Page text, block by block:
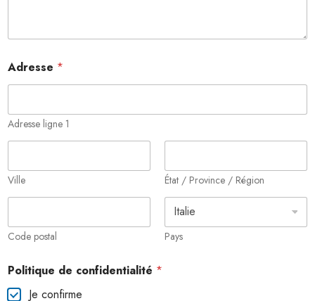
e
Adresse *
Adresse ligne 1
Ville État / Province / Région
Code postal Pays
Politique de confidentialité *
Je confirme